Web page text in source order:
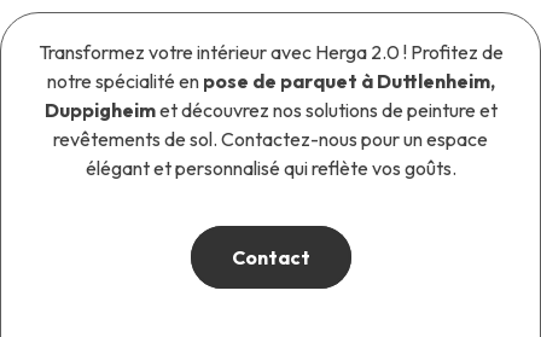
Transformez votre intérieur avec Herga 2.0 ! Profitez de
notre spécialité en pose de parquet à Duttlenheim,
Duppigheimet découvrez nos solutions de peinture et
revêtements de sol. Contactez-nous pour un espace
élégant et personnalisé qui reflète vos goûts.
Contact